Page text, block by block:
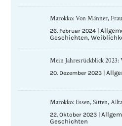
Marokko: Von Männer,
26. Februar 2024 |
Geschichten,
Mein Jahresrückblick 2023:
20. Dezember 2023 |
Marokko: Essen, Sitten,
22. Oktober 2023 |
Geschichten